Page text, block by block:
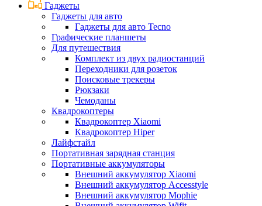
Гаджеты
Гаджеты для авто
Гаджеты для авто Tecno
Графические планшеты
Для путешествия
Комплект из двух радиостанций
Переходники для розеток
Поисковые трекеры
Рюкзаки
Чемоданы
Квадрокоптеры
Квадрокоптер Xiaomi
Квадрокоптер Hiper
Лайфстайл
Портативная зарядная станция
Портативные аккумуляторы
Внешний аккумулятор Xiaomi
Внешний аккумулятор Accesstyle
Внешний аккумулятор Mophie